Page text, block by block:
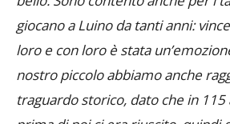
giocano a Luino da tanti anni:
loro e con loro è stata
nostro piccolo abbiamo anche
traguardo storico, dato che in 115
prima di noi ci era riuscito, quindi